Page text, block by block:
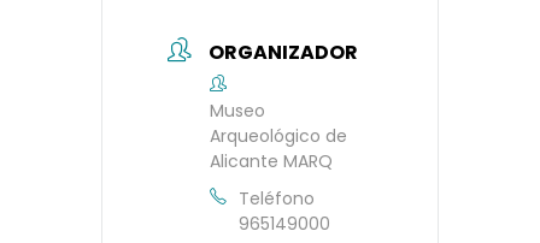
ORGANIZADOR
Museo
Arqueológico de
Alicante MARQ
Teléfono
965149000